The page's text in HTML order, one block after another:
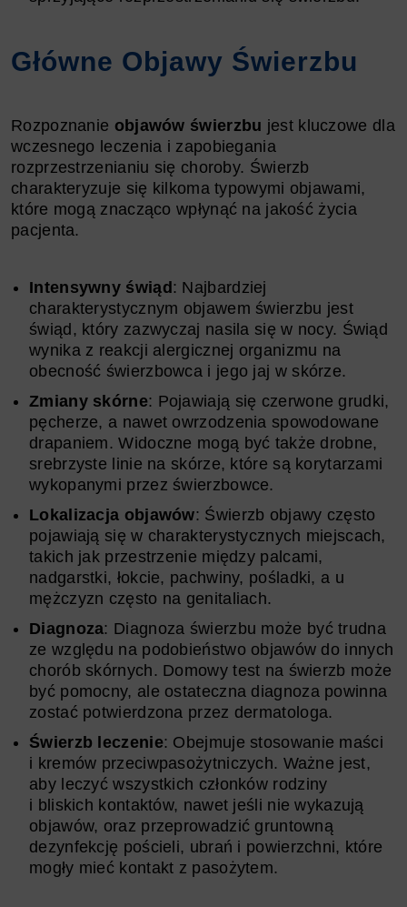
Główne Objawy Świerzbu
Rozpoznanie objawów świerzbu jest kluczowe dla
wczesnego leczenia i zapobiegania
rozprzestrzenianiu się choroby. Świerzb
charakteryzuje się kilkoma typowymi objawami,
które mogą znacząco wpłynąć na jakość życia
pacjenta.
Intensywny świąd: Najbardziej
charakterystycznym objawem świerzbu jest
świąd, który zazwyczaj nasila się w nocy. Świąd
wynika z reakcji alergicznej organizmu na
obecność świerzbowca i jego jaj w skórze.
Zmiany skórne: Pojawiają się czerwone grudki,
pęcherze, a nawet owrzodzenia spowodowane
drapaniem. Widoczne mogą być także drobne,
srebrzyste linie na skórze, które są korytarzami
wykopanymi przez świerzbowce.
Lokalizacja objawów: Świerzb objawy często
pojawiają się w charakterystycznych miejscach,
takich jak przestrzenie między palcami,
nadgarstki, łokcie, pachwiny, pośladki, a u
mężczyzn często na genitaliach.
Diagnoza: Diagnoza świerzbu może być trudna
ze względu na podobieństwo objawów do innych
chorób skórnych. Domowy test na świerzb może
być pomocny, ale ostateczna diagnoza powinna
zostać potwierdzona przez dermatologa.
Świerzb leczenie: Obejmuje stosowanie maści
i kremów przeciwpasożytniczych. Ważne jest,
aby leczyć wszystkich członków rodziny
i bliskich kontaktów, nawet jeśli nie wykazują
objawów, oraz przeprowadzić gruntowną
dezynfekcję pościeli, ubrań i powierzchni, które
mogły mieć kontakt z pasożytem.